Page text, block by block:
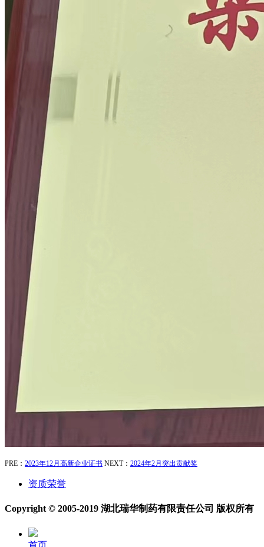
PRE： 2023年12月高新企业证书 NEXT： 2024年2月突出贡献奖
资质荣誉
Copyright © 2005-2019 湖北瑞华制药有限责任公司 版权所有